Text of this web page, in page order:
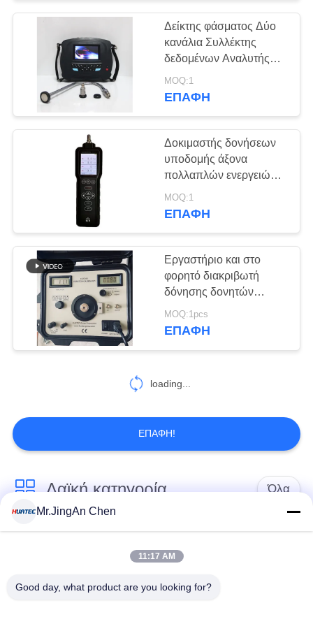
Διακοπές ανιχνευτή
Μαγνητικά
Σωματίδια
Τρέχων εξοπλισμός
38
Διεισδυτικά υγρά
Δείκτης φάσματος Δύο
κανάλια Συλλέκτης
δεδομένων Αναλυτής
ισορροπίας Αναλυτής
δονήσεων HG904A
MOQ:1
ΕΠΑΦΉ
Δοκιμαστής δονήσεων
υποδομής άξονα
πολλαπλών ενεργειών,
ανθεκτικός στην έκρηξη
EX ανθεκτικός στην
MOQ:1
ΕΠΑΦΉ
Εργαστήριο και στο
φορητό διακριβωτή
δόνησης δονητών
περιοχών φορητό
MOQ:1pcs
ΕΠΑΦΉ
loading...
ΕΠΑΦΉ!
Λαϊκή κατηγορία Όλα
Υπερήχων
παχύμετρο
Mr.JingAn Chen
11:17 AM
Good day, what product are you looking for?